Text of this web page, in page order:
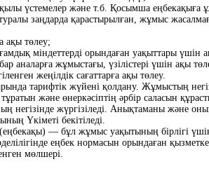
үстемелер және т.б. Қосымша еңбекақыға
заңдарда қарастырылған, жұмыс
ақы төлеу;
міндеттерді орындаған уақыттары үшін
аналарға жұмыстағы, үзілістері үшін ақы
жеңілдік сағаттарға ақы төлеу.
тарифтік жүйені қолдану. Жұмыстың
және өнеркәсіптің әрбір саласын
негізінде жүргізіледі. Анықтаманы және
Үкіметі бекітіледі.
— бұл жұмыс уақытының бірлігі
еңбек нормасын орындаған
мөлшері.